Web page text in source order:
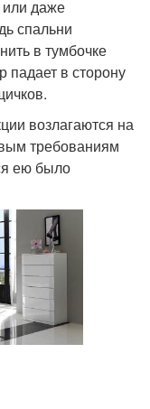
или даже
спальни
в тумбочке
падает в сторону
возлагаются на
требованиям
ею было